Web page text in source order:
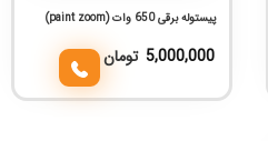
پیستوله برقی 650 وات (paint zoom)
5,000,000 تومان